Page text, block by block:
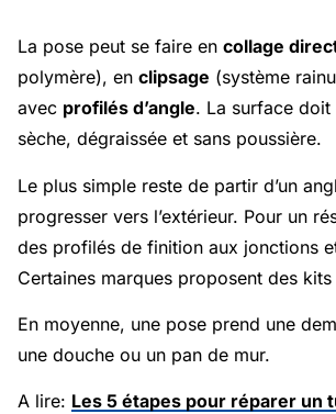
La pose peut se faire en collage
polymère), en clipsage (système
avec profilés d’angle. La surface
sèche, dégraissée et sans poussière.
Le plus simple reste de partir d’un
progresser vers l’extérieur. Pour un
des profilés de finition aux jonctions
Certaines marques proposent des
En moyenne, une pose prend une
une douche ou un pan de mur.
A lire: Les 5 étapes pour réparer un